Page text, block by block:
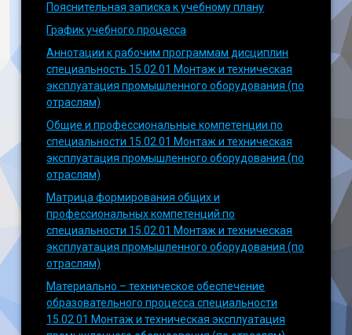
Пояснительная записка к учебному плану
График учебного процесса
Аннотации к рабочим программам дисциплин
специальность 15.02.01 Монтаж и техническая
эксплуатация промышленного оборудования (по
отраслям)
Общие и профессиональные компетенции по
специальности 15.02.01 Монтаж и техническая
эксплуатация промышленного оборудования (по
отраслям)
Матрица формирования общих и
профессиональных компетенций по
специальности 15.02.01 Монтаж и техническая
эксплуатация промышленного оборудования (по
отраслям)
Материально – техническое обеспечение
образовательного процесса специальности
15.02.01 Монтаж и техническая эксплуатация